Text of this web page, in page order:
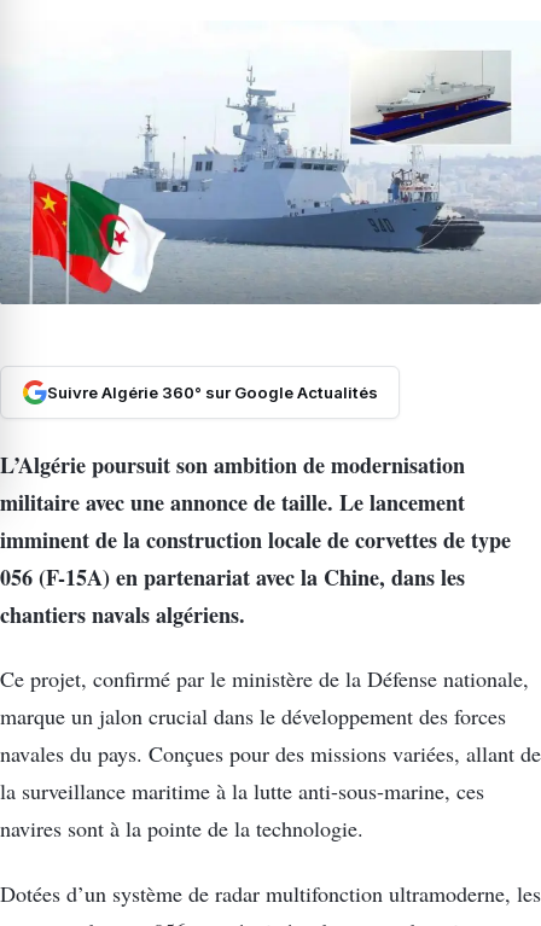
Suivre Algérie 360° sur Google Actualités
L’Algérie poursuit son ambition de modernisation
militaire avec une annonce de taille. Le lancement
imminent de la construction locale de corvettes de type
056 (F-15A) en partenariat avec la Chine, dans les
chantiers navals algériens.
Ce projet, confirmé par le ministère de la Défense nationale,
marque un jalon crucial dans le développement des forces
navales du pays. Conçues pour des missions variées, allant de
la surveillance maritime à la lutte anti-sous-marine, ces
navires sont à la pointe de la technologie.
Dotées d’un système de radar multifonction ultramoderne, les